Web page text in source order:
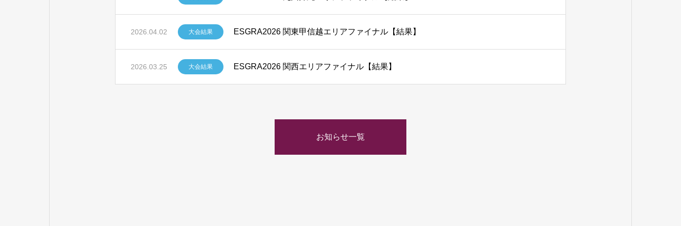
2026.04.02 大会結果 ESGRA2026 関東甲信越エリアファイナル【結果】
2026.03.25 大会結果 ESGRA2026 関西エリアファイナル【結果】
お知らせ一覧